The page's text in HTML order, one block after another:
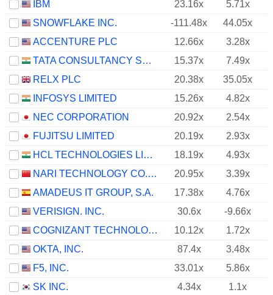
IBM
23.16x
5.71x
SNOWFLAKE INC.
-111.48x
44.05x
ACCENTURE PLC
12.66x
3.28x
TATA CONSULTANCY SERVICES LTD.
15.37x
7.49x
RELX PLC
20.38x
35.05x
INFOSYS LIMITED
15.26x
4.82x
NEC CORPORATION
20.92x
2.54x
FUJITSU LIMITED
20.19x
2.93x
HCL TECHNOLOGIES LIMITED
18.19x
4.93x
NARI TECHNOLOGY CO., LTD.
20.95x
3.39x
AMADEUS IT GROUP, S.A.
17.38x
4.76x
VERISIGN. INC.
30.6x
-9.66x
COGNIZANT TECHNOLOGY SOLUTIONS CORPORATION
10.12x
1.72x
OKTA, INC.
87.4x
3.48x
F5, INC.
33.01x
5.86x
SK INC.
4.34x
1.1x